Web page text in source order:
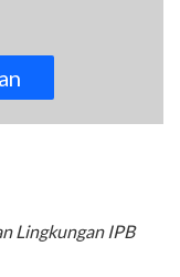
Lingkungan IPB